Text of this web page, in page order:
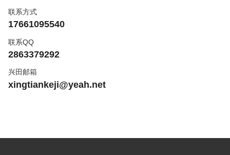
联系方式
17661095540
联系QQ
2863379292
兴田邮箱
xingtiankeji@yeah.net